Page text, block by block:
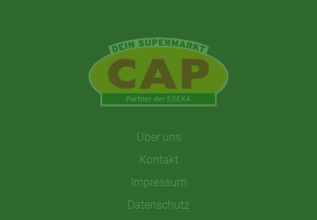
Über uns
Kontakt
Impressum
Datenschutz